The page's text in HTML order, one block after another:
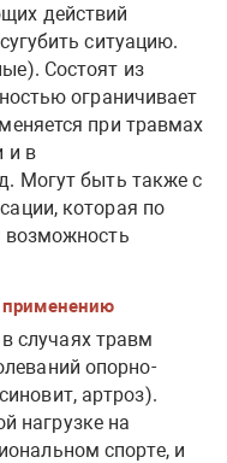
действий
ситуацию.
Состоят из
ограничивает
при травмах
и в
Могут быть также с
которая по
возможность
применению
случаях травм
опорно-
артроз).
нагрузке на
спорте, и